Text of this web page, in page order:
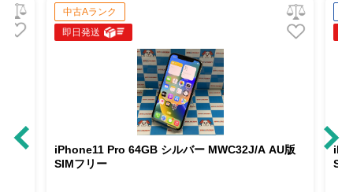
中古Aランク
即日発送
iPhone11 Pro 64GB シルバー MWC32J/A AU版
SIMフリー